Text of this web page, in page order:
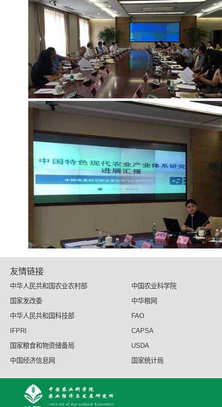
友情链接
中华人民共和国农业农村部
中国农业科学院
国家发改委
中华粮网
中华人民共和国科技部
FAO
IFPRI
CAPSA
国家粮食和物资储备局
USDA
中国经济信息网
国家统计局